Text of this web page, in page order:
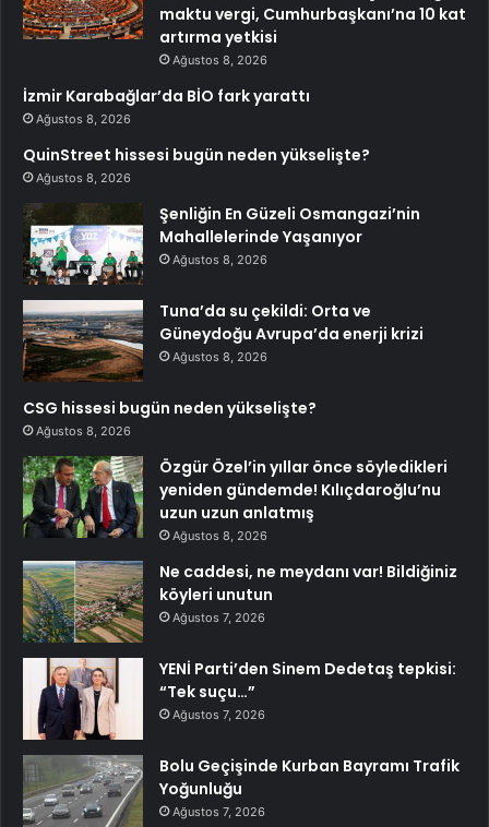
maktu vergi, Cumhurbaşkanı’na 10 kat
artırma yetkisi
Ağustos 8, 2026
İzmir Karabağlar’da BİO fark yarattı
Ağustos 8, 2026
QuinStreet hissesi bugün neden yükselişte?
Ağustos 8, 2026
Şenliğin En Güzeli Osmangazi’nin
Mahallelerinde Yaşanıyor
Ağustos 8, 2026
Tuna’da su çekildi: Orta ve
Güneydoğu Avrupa’da enerji krizi
Ağustos 8, 2026
CSG hissesi bugün neden yükselişte?
Ağustos 8, 2026
Özgür Özel’in yıllar önce söyledikleri
yeniden gündemde! Kılıçdaroğlu’nu
uzun uzun anlatmış
Ağustos 8, 2026
Ne caddesi, ne meydanı var! Bildiğiniz
köyleri unutun
Ağustos 7, 2026
YENİ Parti’den Sinem Dedetaş tepkisi:
“Tek suçu…”
Ağustos 7, 2026
Bolu Geçişinde Kurban Bayramı Trafik
Yoğunluğu
Ağustos 7, 2026